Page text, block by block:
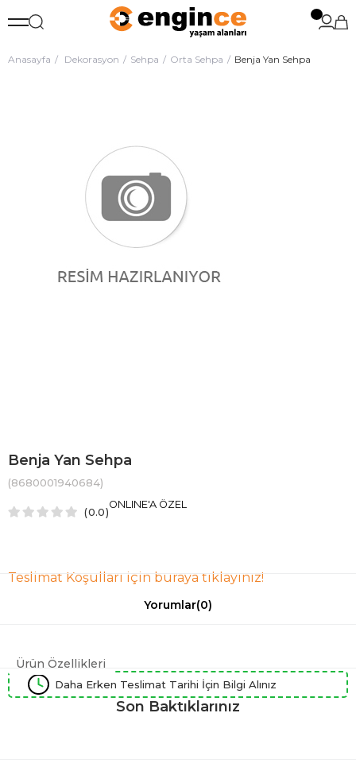
Anasayfa Dekorasyon Sehpa Orta Sehpa Benja Yan Sehpa
Benja Yan Sehpa
(8680001940684)
0.0
Teslimat Koşulları için buraya tıklayınız!
ONLINE'A ÖZEL
Yorumlar(0)
Ürün Özellikleri
Daha Erken Teslimat Tarihi İçin Bilgi Alınız
Son Baktıklarınız